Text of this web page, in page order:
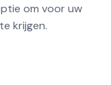
om voor uw
krijgen.